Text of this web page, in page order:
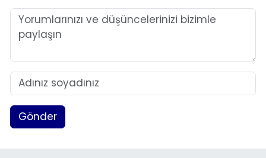
Gönder